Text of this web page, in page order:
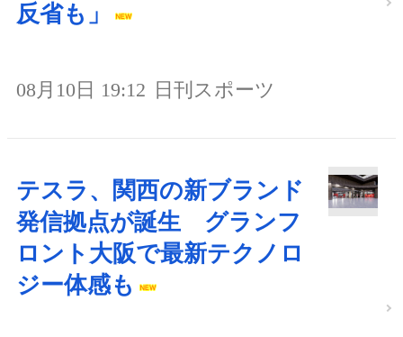
反省も」
08月10日 19:12 日刊スポーツ
テスラ、関西の新ブランド
発信拠点が誕生 グランフ
ロント大阪で最新テクノロ
ジー体感も